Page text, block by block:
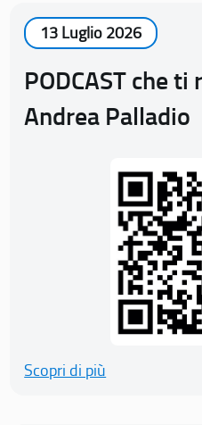
13 Luglio 2026
PODCAST che
Andrea Palladio
Scopri di più